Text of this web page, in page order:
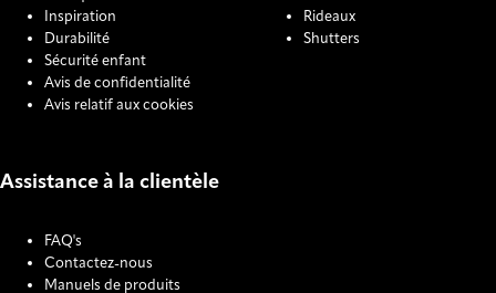
Inspiration
Durabilité
Sécurité enfant
Avis de confidentialité
Avis relatif aux cookies
Rideaux
Shutters
Assistance à la clientèle
FAQ's
Contactez-nous
Manuels de produits